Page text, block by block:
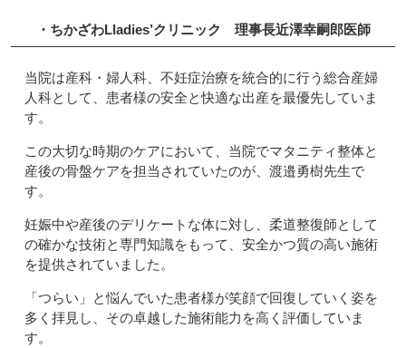
・ちかざわLladies’クリニック 理事長近澤幸嗣郎医師
当院は産科・婦人科、不妊症治療を統合的に行う総合産婦
人科として、患者様の安全と快適な出産を最優先していま
す。
この大切な時期のケアにおいて、当院でマタニティ整体と
産後の骨盤ケアを担当されていたのが、渡邉勇樹先生で
す。
妊娠中や産後のデリケートな体に対し、柔道整復師として
の確かな技術と専門知識をもって、安全かつ質の高い施術
を提供されていました。
「つらい」と悩んでいた患者様が笑顔で回復していく姿を
多く拝見し、その卓越した施術能力を高く評価していま
す。